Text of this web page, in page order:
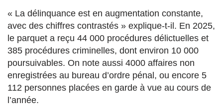
« La délinquance est en augmentation constante,
avec des chiffres contrastés » explique-t-il. En 2025,
le parquet a reçu 44 000 procédures délictuelles et
385 procédures criminelles, dont environ 10 000
poursuivables. On note aussi 4000 affaires non
enregistrées au bureau d’ordre pénal, ou encore 5
112 personnes placées en garde à vue au cours de
l’année.